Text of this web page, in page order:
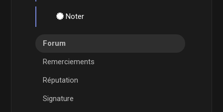
Noter
Forum
Remerciements
Réputation
Signature